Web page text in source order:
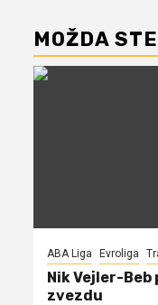
MOŽDA
ABA Liga Evroliga
Nik Vejler-Beb
zvezdu